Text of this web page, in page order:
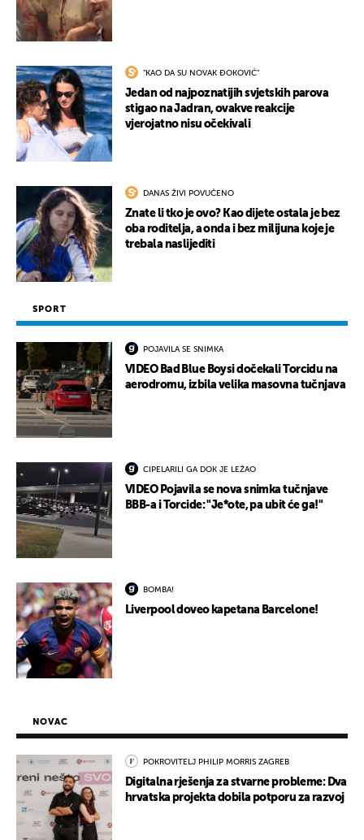
"KAO DA SU NOVAK ĐOKOVIĆ"
Jedan od najpoznatijih svjetskih parova
stigao na Jadran, ovakve reakcije
vjerojatno nisu očekivali
DANAS ŽIVI POVUČENO
Znate li tko je ovo? Kao dijete ostala je bez
oba roditelja, a onda i bez milijuna koje je
trebala naslijediti
SPORT
POJAVILA SE SNIMKA
VIDEO Bad Blue Boysi dočekali Torcidu na
aerodromu, izbila velika masovna tučnjava
CIPELARILI GA DOK JE LEŽAO
VIDEO Pojavila se nova snimka tučnjave
BBB-a i Torcide: "Je*ote, pa ubit će ga!"
BOMBA!
Liverpool doveo kapetana Barcelone!
NOVAC
POKROVITELJ PHILIP MORRIS ZAGREB
Digitalna rješenja za stvarne probleme: Dva
hrvatska projekta dobila potporu za razvoj